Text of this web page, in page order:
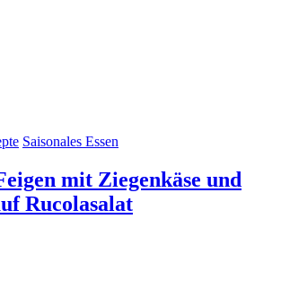
Saisonales Essen
mit Ziegenkäse und
Rucolasalat